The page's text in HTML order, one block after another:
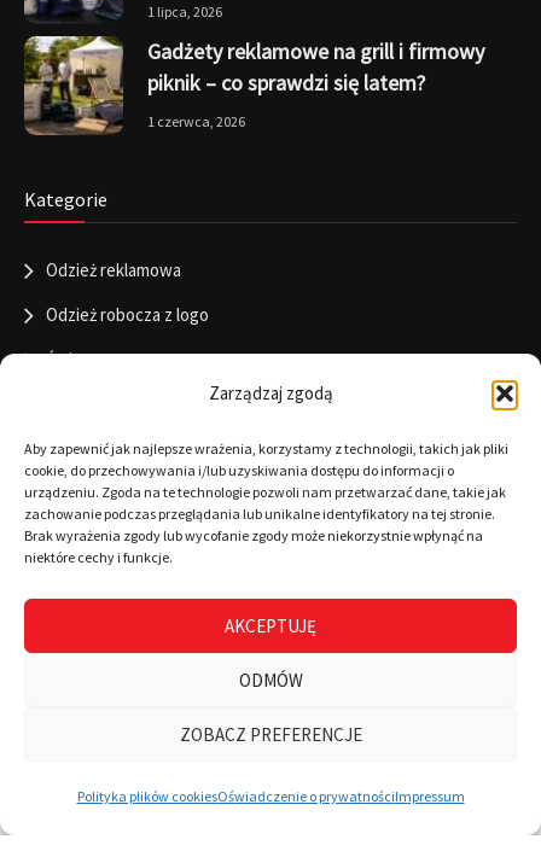
Zarządzaj zgodą
Aby zapewnić jak najlepsze wrażenia, korzystamy z technologii, takich jak pliki
cookie, do przechowywania i/lub uzyskiwania dostępu do informacji o
urządzeniu. Zgoda na te technologie pozwoli nam przetwarzać dane, takie jak
zachowanie podczas przeglądania lub unikalne identyfikatory na tej stronie.
Brak wyrażenia zgody lub wycofanie zgody może niekorzystnie wpłynąć na
niektóre cechy i funkcje.
AKCEPTUJĘ
ODMÓW
ZOBACZ PREFERENCJE
Polityka plików cookiesOświadczenie o prywatnościImpressum
Wszystkie kategorie Wyszukaj Mój koszyk
1 lipca, 2026
Gadżety reklamowe na grill i firmowy
piknik – co sprawdzi się latem?
1 czerwca, 2026
Kategorie
Odzież reklamowa
Odzież robocza z logo
Święta
Informacje
RODO
Polityka cookies
Warunki płatności